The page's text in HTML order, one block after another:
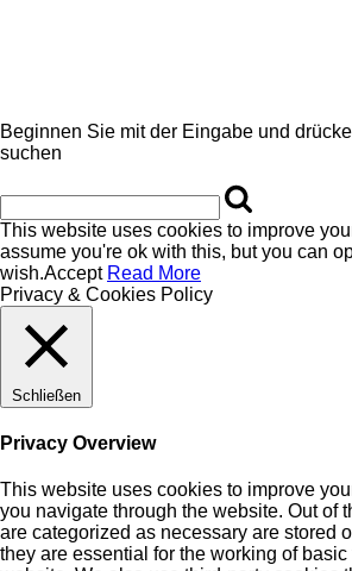
Beginnen Sie mit der Eingabe und
suchen
This website uses cookies to improve
assume you're ok with this, but you can
wish.Accept Read More
Privacy & Cookies Policy
Schließen
Privacy Overview
This website uses cookies to improve
you navigate through the website. Out of
are categorized as necessary are stored
they are essential for the working of